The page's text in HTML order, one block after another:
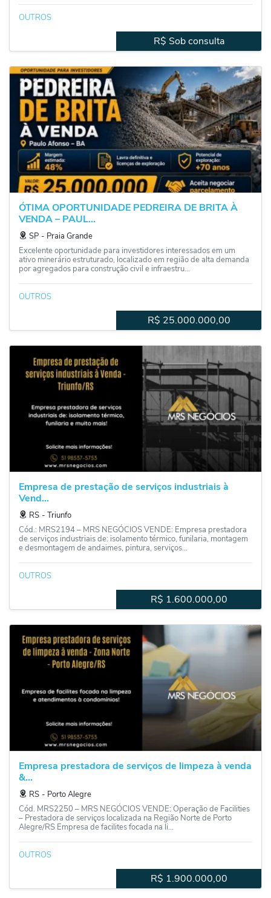
OUTROS
R$ Sob consulta
ÓTIMA OPORTUNIDADE PEDREIRA DE BRITA À
VENDA – PAUL...
SP ‐ Praia Grande
Excelente oportunidade para investidores interessados em um
ativo minerário estruturado, localizado em região de alta demanda
por agregados para construção civil e infraestru...
OUTROS
R$ 25.000.000,00
Empresa de prestação de serviços industriais à
Vend...
RS ‐ Triunfo
Cód.: MRS2194 – MRS NEGÓCIOS VENDE: Empresa prestadora
de serviços industriais de: isolamento térmico, funilaria, montagem
e desmontagem de andaimes, pintura, serviços...
OUTROS
R$ 1.600.000,00
Empresa prestadora de serviços de limpeza à venda
&...
RS ‐ Porto Alegre
Cód. MRS2250 – MRS NEGÓCIOS VENDE: Operação de Facilities
– Prestadora de serviços localizada na Região Norte de Porto
Alegre/RS Empresa de facilites focada na li...
OUTROS
R$ 1.900.000,00